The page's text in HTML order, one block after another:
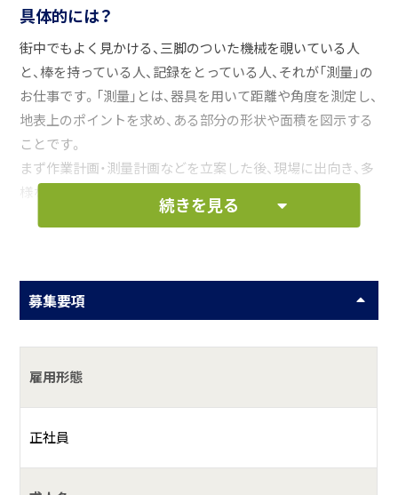
具体的には？
街中でもよく見かける、三脚のついた機械を覗いている人
と、棒を持っている人、記録をとっている人、それが「測量」の
お仕事です。「測量」とは、器具を用いて距離や角度を測定し、
地表上のポイントを求め、ある部分の形状や面積を図示する
ことです。
まず作業計画・測量計画などを立案した後、現場に出向き、多
様な専門機器を活用して測量を行います。（外業）
測量を終えた後は、事務所に戻って観測したデータをもとに
☆現場は主に、千葉県夷隅郡近隣・神奈川県横浜市等になり
との同行で安心です。
☆公共工事中心だから安定したお仕事があります。
☆外業と内業は半々くらいです。
続きを見る
募集要項
雇用形態
正社員